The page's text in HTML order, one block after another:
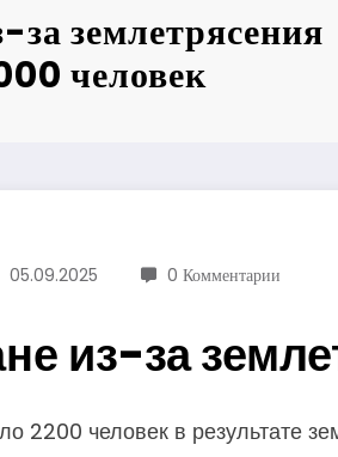
землетрясения
человек
05.09.2025 0 Комментарии
из-за
2200 человек в результате